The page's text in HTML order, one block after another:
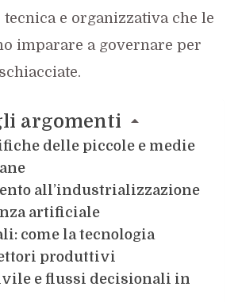
e organizzativa che le
imparare a governare per
argomenti
delle piccole e medie
all’industrializzazione
artificiale
come la tecnologia
produttivi
e flussi decisionali in